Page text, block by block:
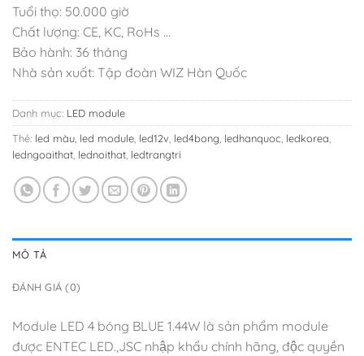
Tuổi thọ: 50.000 giờ
Chất lượng: CE, KC, RoHs …
Bảo hành: 36 tháng
Nhà sản xuất: Tập đoàn WIZ Hàn Quốc
Danh mục: LED module
Thẻ: led màu led module led12v led4bong ledhanquoc ledkorea
ledngoaithat lednoithat ledtrangtri
MÔ TẢ
ĐÁNH GIÁ (0)
Module LED 4 bóng BLUE 1.44W là sản phẩm module
được ENTEC LED.,JSC nhập khẩu chính hãng, độc quyền